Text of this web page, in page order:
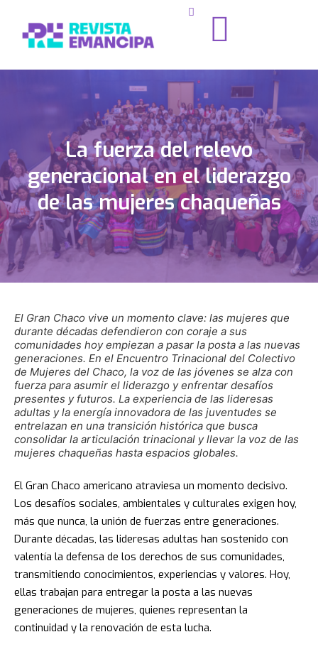
La fuerza del relevo
generacional en el liderazgo
de las mujeres chaqueñas
El Gran Chaco vive un momento clave: las mujeres que
durante décadas defendieron con coraje a sus
comunidades hoy empiezan a pasar la posta a las nuevas
generaciones. En el Encuentro Trinacional del Colectivo
de Mujeres del Chaco, la voz de las jóvenes se alza con
fuerza para asumir el liderazgo y enfrentar desafíos
presentes y futuros. La experiencia de las lideresas
adultas y la energía innovadora de las juventudes se
entrelazan en una transición histórica que busca
consolidar la articulación trinacional y llevar la voz de las
mujeres chaqueñas hasta espacios globales.
El Gran Chaco americano atraviesa un momento decisivo.
Los desafíos sociales, ambientales y culturales exigen hoy,
más que nunca, la unión de fuerzas entre generaciones.
Durante décadas, las lideresas adultas han sostenido con
valentía la defensa de los derechos de sus comunidades,
transmitiendo conocimientos, experiencias y valores. Hoy,
ellas trabajan para entregar la posta a las nuevas
generaciones de mujeres, quienes representan la
continuidad y la renovación de esta lucha.